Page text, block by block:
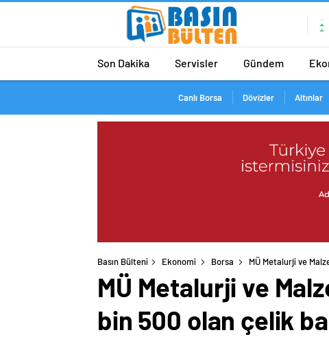
Son Dakika Servisler Gündem
Canlı Borsa Dövizler Altınlar
Basın Bülteni Ekonomi Borsa MÜ Metalurji ve
MÜ Metalurji ve
bin 500 olan çelik